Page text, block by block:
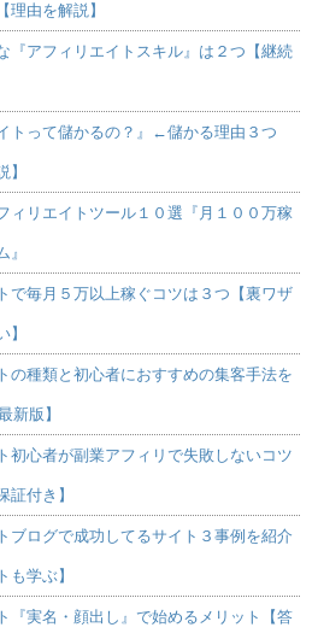
理由を解説】
『アフィリエイトスキル』は２つ【継続
トって儲かるの？』←儲かる理由３つ
】
ィリエイトツール１０選『月１００万稼
』
で毎月５万以上稼ぐコツは３つ【裏ワザ
】
の種類と初心者におすすめの集客手法を
新版】
初心者が副業アフィリで失敗しないコツ
証付き】
ブログで成功してるサイト３事例を紹介
も学ぶ】
『実名・顔出し』で始めるメリット【答